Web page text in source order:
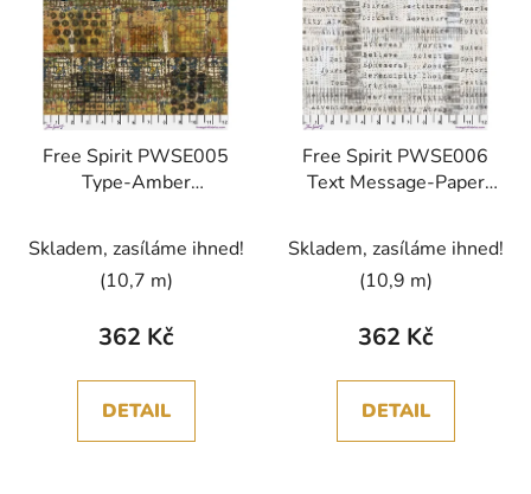
Free Spirit PWSE005
Type-Amber
bavlněná látka
patchwork
Skladem, zasíláme ihned!
(10,7 m)
362 Kč
DETAIL
Free Spirit PWSE006
Text Message-Paper
bavlněná látka
patchwork
Skladem, zasíláme ihned!
(10,9 m)
362 Kč
DETAIL